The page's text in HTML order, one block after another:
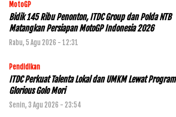
MotoGP
Bidik 145 Ribu Penonton, ITDC Group dan Polda NTB
Matangkan Persiapan MotoGP Indonesia 2026
Rabu, 5 Agu 2026 - 12:31
Pendidikan
ITDC Perkuat Talenta Lokal dan UMKM Lewat Program
Glorious Golo Mori
Senin, 3 Agu 2026 - 23:54